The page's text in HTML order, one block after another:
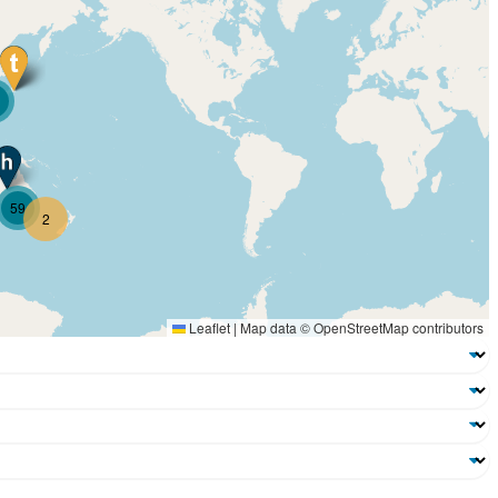
59
2
Leaflet | Map data ©OpenStreetMapcontributors